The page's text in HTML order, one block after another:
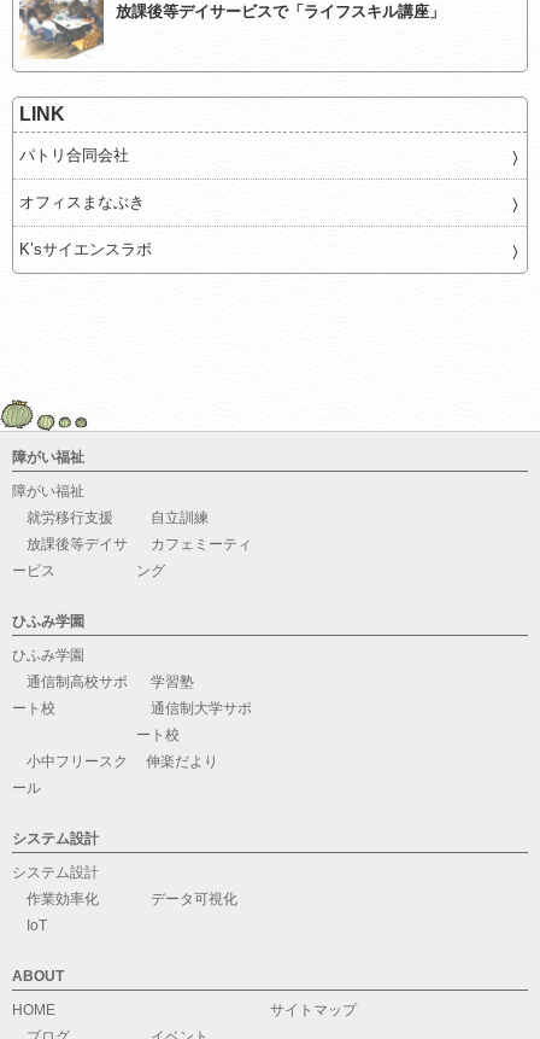
放課後等デイサービスで「ライフスキル講座」
LINK
パトリ合同会社
オフィスまなぶき
K’sサイエンスラボ
障がい福祉
障がい福祉
就労移行支援
自立訓練
放課後等デイサ
ービス
カフェミーティ
ング
ひふみ学園
ひふみ学園
通信制高校サポ
ート校
学習塾
通信制大学サポ
ート校
小中フリースク
ール
伸楽だより
システム設計
システム設計
作業効率化
データ可視化
IoT
ABOUT
HOME
サイトマップ